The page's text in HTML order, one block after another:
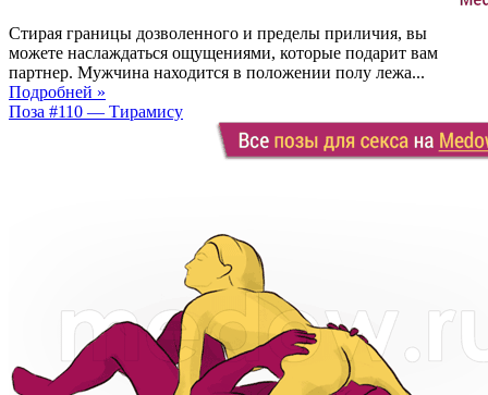
Стирая границы дозволенного и пределы приличия, вы
можете наслаждаться ощущениями, которые подарит вам
партнер. Мужчина находится в положении полу лежа...
Подробней »
Поза #110 — Тирамису